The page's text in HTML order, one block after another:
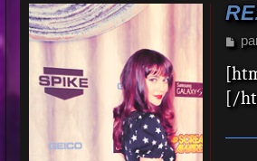
M
s
s
a
e
[/